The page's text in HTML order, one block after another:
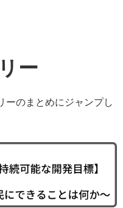
ー
ーのまとめにジャンプし